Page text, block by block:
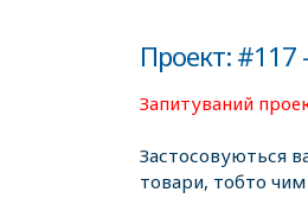
Проект: #117
Запитуваний
Застосовуються
товари, тобто